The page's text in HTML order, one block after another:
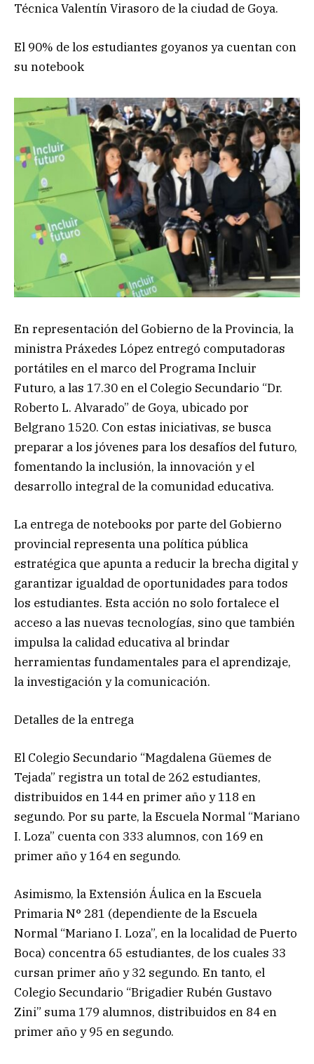
Técnica Valentín Virasoro de la ciudad de Goya.
El 90% de los estudiantes goyanos ya cuentan con
su notebook
En representación del Gobierno de la Provincia, la
ministra Práxedes López entregó computadoras
portátiles en el marco del Programa Incluir
Futuro, a las 17.30 en el Colegio Secundario “Dr.
Roberto L. Alvarado” de Goya, ubicado por
Belgrano 1520. Con estas iniciativas, se busca
preparar a los jóvenes para los desafíos del futuro,
fomentando la inclusión, la innovación y el
desarrollo integral de la comunidad educativa.
La entrega de notebooks por parte del Gobierno
provincial representa una política pública
estratégica que apunta a reducir la brecha digital y
garantizar igualdad de oportunidades para todos
los estudiantes. Esta acción no solo fortalece el
acceso a las nuevas tecnologías, sino que también
impulsa la calidad educativa al brindar
herramientas fundamentales para el aprendizaje,
la investigación y la comunicación.
Detalles de la entrega
El Colegio Secundario “Magdalena Güemes de
Tejada” registra un total de 262 estudiantes,
distribuidos en 144 en primer año y 118 en
segundo. Por su parte, la Escuela Normal “Mariano
I. Loza” cuenta con 333 alumnos, con 169 en
primer año y 164 en segundo.
Asimismo, la Extensión Áulica en la Escuela
Primaria N° 281 (dependiente de la Escuela
Normal “Mariano I. Loza”, en la localidad de Puerto
Boca) concentra 65 estudiantes, de los cuales 33
cursan primer año y 32 segundo. En tanto, el
Colegio Secundario “Brigadier Rubén Gustavo
Zini” suma 179 alumnos, distribuidos en 84 en
primer año y 95 en segundo.